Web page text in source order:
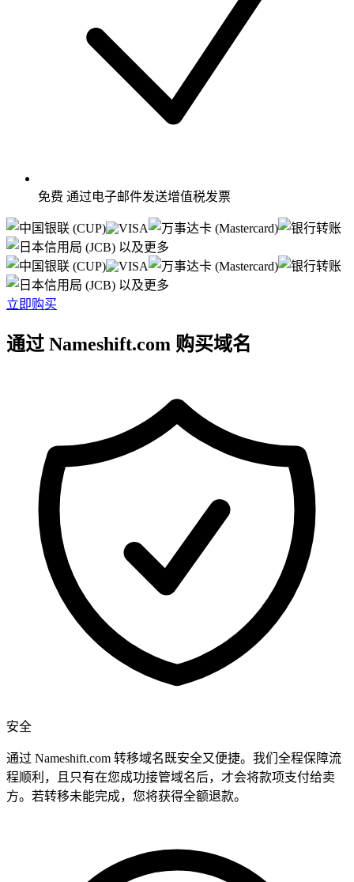
免费 通过电子邮件发送增值税发票
以及更多
以及更多
立即购买
通过 Nameshift.com 购买域名
安全
通过 Nameshift.com 转移域名既安全又便捷。我们全程保障流
程顺利，且只有在您成功接管域名后，才会将款项支付给卖
方。若转移未能完成，您将获得全额退款。